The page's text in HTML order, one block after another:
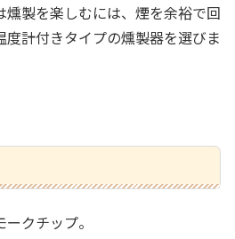
燻製を楽しむには、煙を余裕で回
計付きタイプの燻製器を選びま
クチップ。